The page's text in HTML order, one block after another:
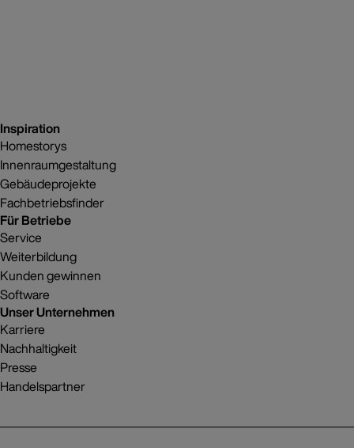
Inspiration
Homestorys
Innenraumgestaltung
Gebäudeprojekte
Fachbetriebsfinder
Für Betriebe
Service
Weiterbildung
Kunden gewinnen
Software
Unser Unternehmen
Karriere
Nachhaltigkeit
Presse
Handelspartner